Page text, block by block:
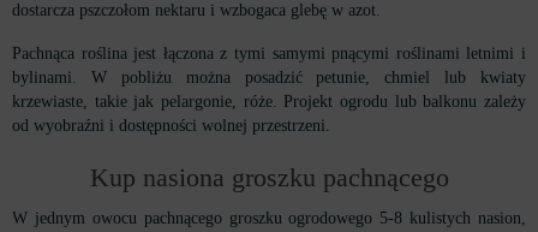
dostarcza pszczołom nektaru i wzbogaca glebę w azot.
Pachnąca roślina jest łączona z tymi samymi pnącymi roślinami letnimi i
bylinami. W pobliżu można posadzić petunie, chmiel lub kwiaty
krzewiaste, takie jak pelargonie, róże. Projekt ogrodu lub balkonu zależy
od wyobraźni i dostępności wolnej przestrzeni.
Kup nasiona groszku pachnącego
W jednym owocu pachnącego groszku ogrodowego 5-8 kulistych nasion,